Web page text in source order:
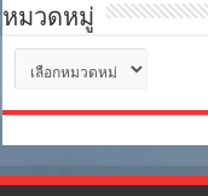
หมวดหมู่
หมู่